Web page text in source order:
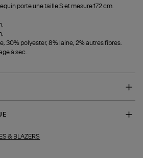
porte une taille S et mesure 172 cm.
30% polyester, 8% laine, 2% autres fibres.
à sec.
& BLAZERS